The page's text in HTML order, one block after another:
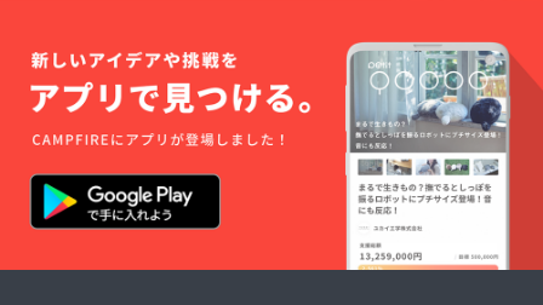
リジナ
ル銘柄
として
出荷ラ
ベルを
貼り継
続して
出荷致
します
名での
絡いた
す。